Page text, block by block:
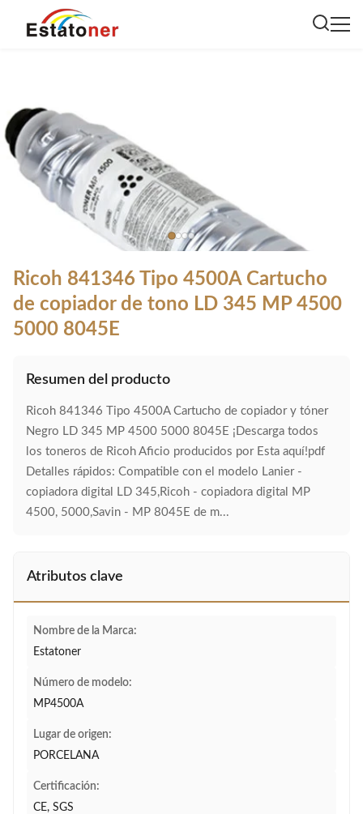
Ricoh 841346 Tipo 4500A Cartucho
de copiador de tono LD 345 MP 4500
5000 8045E
Resumen del producto
Ricoh 841346 Tipo 4500A Cartucho de copiador y tóner
Negro LD 345 MP 4500 5000 8045E ¡Descarga todos
los toneros de Ricoh Aficio producidos por Esta aquí!pdf
Detalles rápidos: Compatible con el modelo Lanier -
copiadora digital LD 345,Ricoh - copiadora digital MP
4500, 5000,Savin - MP 8045E de m...
Atributos clave
Nombre de la Marca:
Estatoner
Número de modelo:
MP4500A
Lugar de origen:
PORCELANA
Certificación:
CE, SGS